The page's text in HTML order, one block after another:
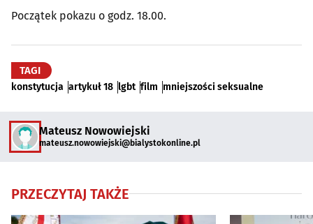
Początek pokazu o godz. 18.00.
TAGI
konstytucja artykuł 18 lgbt film mniejszości seksualne
Mateusz Nowowiejski
mateusz.nowowiejski@bialystokonline.pl
PRZECZYTAJ TAKŻE